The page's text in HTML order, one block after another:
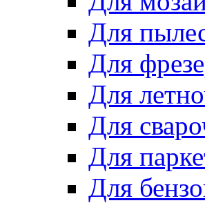
Для
Для
Для
Для
Для
Для